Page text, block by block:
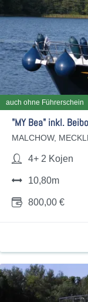
auch ohne Führerschein
"MY Bea" inkl.
MALCHOW,
4+ 2 Kojen
10,80m
800,00 €